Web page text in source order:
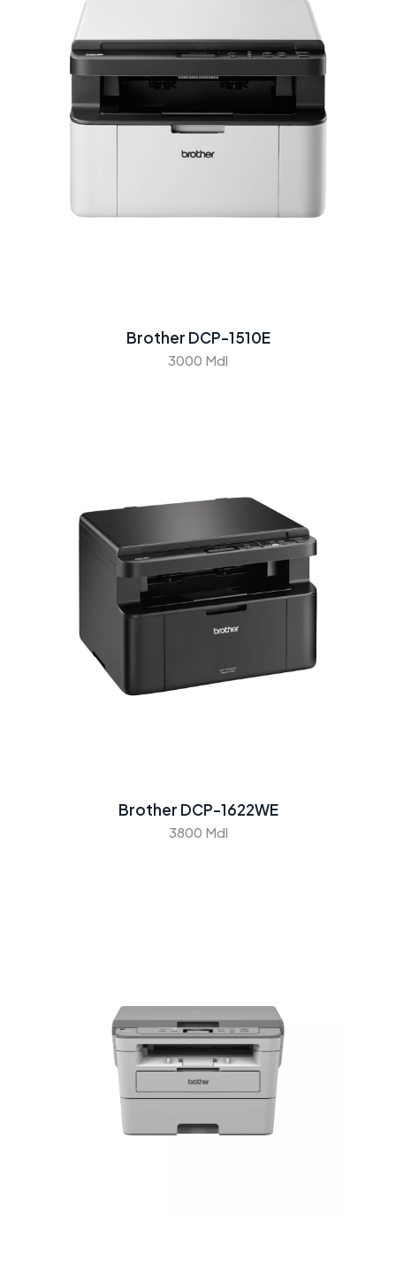
Brother DCP-1510E
3000 Mdl
Brother DCP-1622WE
3800 Mdl